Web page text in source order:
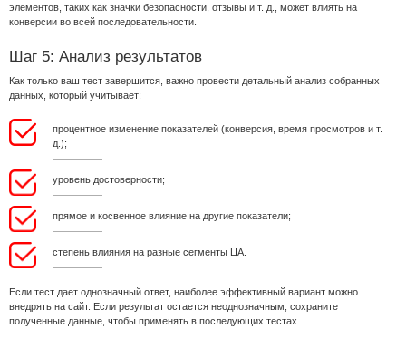
элементов, таких как значки безопасности, отзывы и т. д., может влиять на
конверсии во всей последовательности.
Шаг 5: Анализ результатов
Как только ваш тест завершится, важно провести детальный анализ собранных
данных, который учитывает:
процентное изменение показателей (конверсия, время просмотров и т.
д.);
уровень достоверности;
прямое и косвенное влияние на другие показатели;
степень влияния на разные сегменты ЦА.
Если тест дает однозначный ответ, наиболее эффективный вариант можно
внедрять на сайт. Если результат остается неоднозначным, сохраните
полученные данные, чтобы применять в последующих тестах.